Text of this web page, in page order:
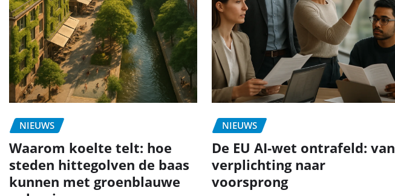
NIEUWS
Waarom koelte telt: hoe
steden hittegolven de baas
kunnen met groenblauwe
NIEUWS
De EU AI-wet ontrafeld: van
verplichting naar
voorsprong